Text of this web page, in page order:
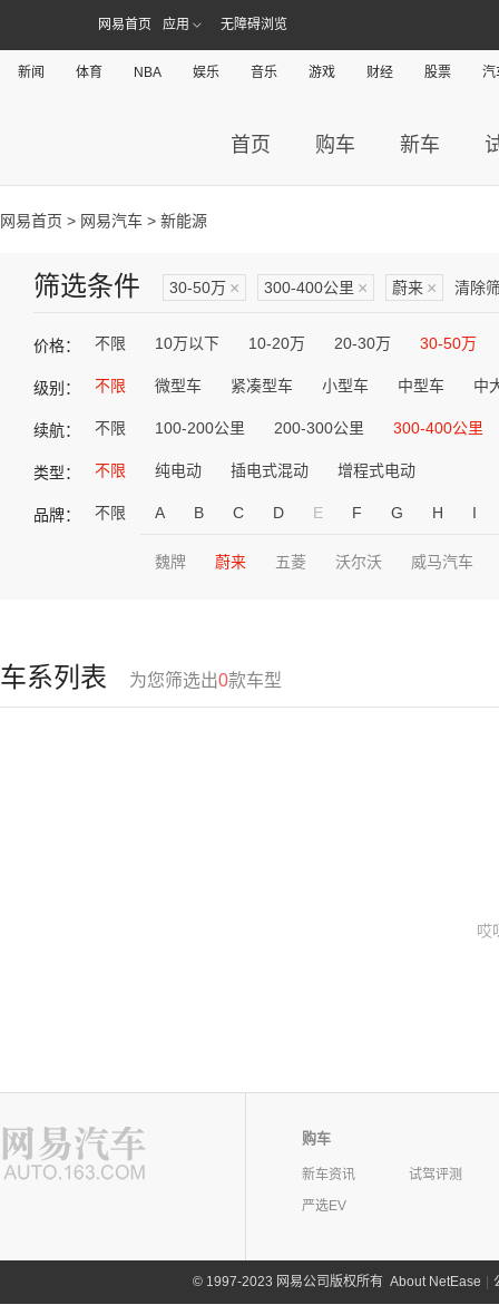
网易首页 应用 无障碍浏览
新闻 体育 NBA 娱乐 音乐 游戏 财经 股票 汽
首页 购车 新车
网易首页 > 网易汽车 > 新能源
筛选条件 30-50万 × 300-400公里 × 蔚来 × 清除
价格： 不限 10万以下 10-20万 20-30万 30-50万
级别： 不限 微型车 紧凑型车 小型车 中型车 中
续航： 不限 100-200公里 200-300公里 300-400公里
类型： 不限 纯电动 插电式混动 增程式电动
品牌： 不限 A B C D E F G H I
魏牌 蔚来 五菱 沃尔沃 威马汽车
车系列表 为您筛选出0款车型
哎
购车
新车资讯
试驾评测
严选EV
©1997-2023 网易公司版权所有 About NetEase